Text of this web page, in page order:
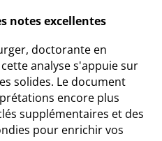
notes excellentes
doctorante en
analyse s'appuie sur
solides. Le document
encore plus
supplémentaires et des
pour enrichir vos